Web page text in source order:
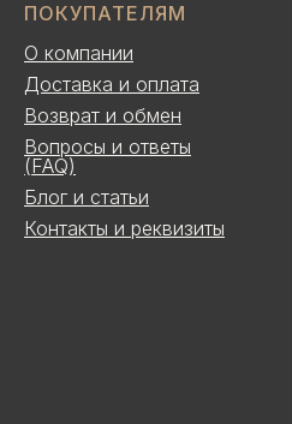
ПОКУПАТЕЛЯМ
О компании
Доставка и оплата
Возврат и обмен
Вопросы и ответы
(FAQ)
Блог и статьи
Контакты и реквизиты